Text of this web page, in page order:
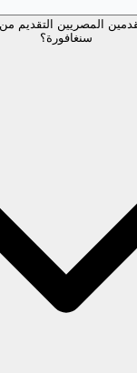
المصريين التقديم
سنغافورة؟